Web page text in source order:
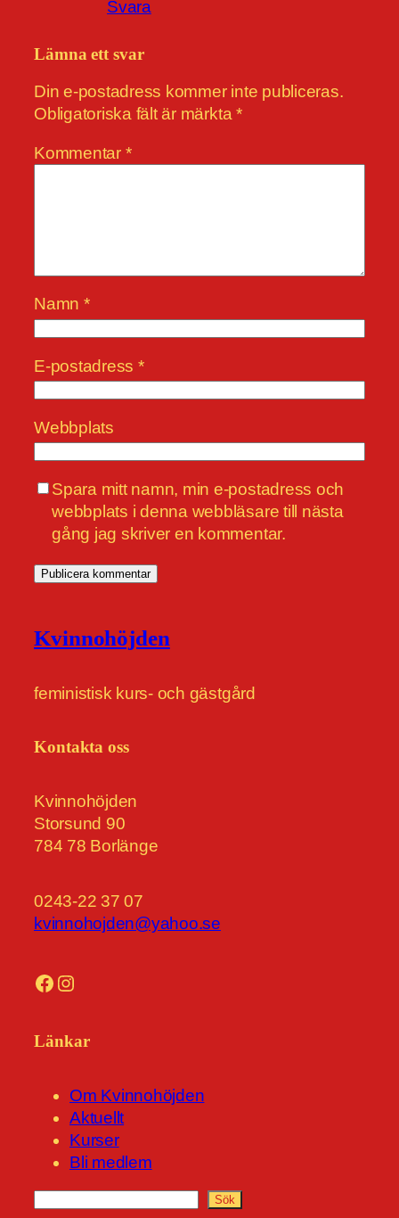
Svara
Lämna ett svar
Din e-postadress kommer inte publiceras.
Obligatoriska fält är märkta*
Kommentar *
Namn *
E-postadress *
Webbplats
Spara mitt namn, min e-postadress och
webbplats i denna webbläsare till nästa
gång jag skriver en kommentar.
Kvinnohöjden
feministisk kurs- och gästgård
Kontakta oss
Kvinnohöjden
Storsund 90
784 78 Borlänge
0243-22 37 07
kvinnohojden@yahoo.se
Facebook Instagram
Länkar
Om Kvinnohöjden
Aktuellt
Kurser
Bli medlem
Sök